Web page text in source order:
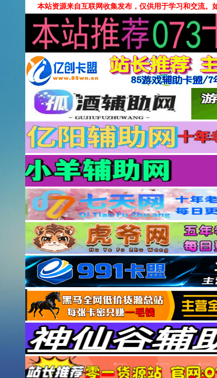
本站资源来自互联网收集发布，仅供用于学习和交流。